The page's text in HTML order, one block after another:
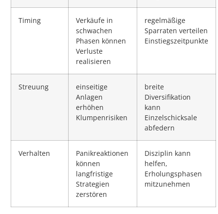
Timing
Verkäufe in
schwachen
Phasen können
Verluste
realisieren
regelmäßige
Sparraten verteilen
Einstiegszeitpunkte
Streuung
einseitige
Anlagen
erhöhen
Klumpenrisiken
breite
Diversifikation
kann
Einzelschicksale
abfedern
Verhalten
Panikreaktionen
können
langfristige
Strategien
zerstören
Disziplin kann
helfen,
Erholungsphasen
mitzunehmen